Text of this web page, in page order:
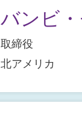
バンビ
取締役
北アメリカ